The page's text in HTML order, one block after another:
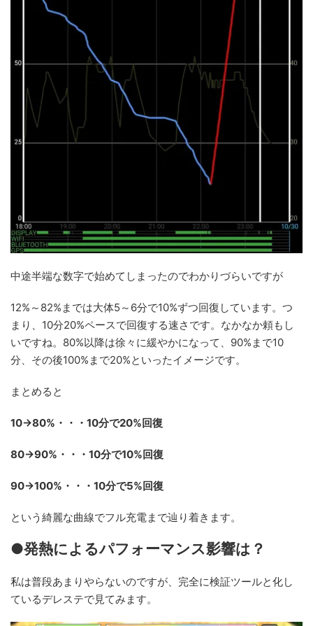
中途半端な数字で始めてしまったのでわかりづらいですが
12%～82%までは大体5～6分で10%ずつ回復しています。つ
まり、10分20%ペースで回復する速さです。なかなか頼もし
いですね。80%以降は徐々に緩やかになって、90%まで10
分、その後100%まで20%といったイメージです。
まとめると
10→80%・・・10分で20%回復
80→90%・・・10分で10%回復
90→100%・・・10分で5%回復
という綺麗な曲線でフル充電まで辿り着きます。
●発熱によるパフォーマンス影響は？
私は普段あまりやらないのですが、完全に検証ツールと化し
ているデレステで見てみます。